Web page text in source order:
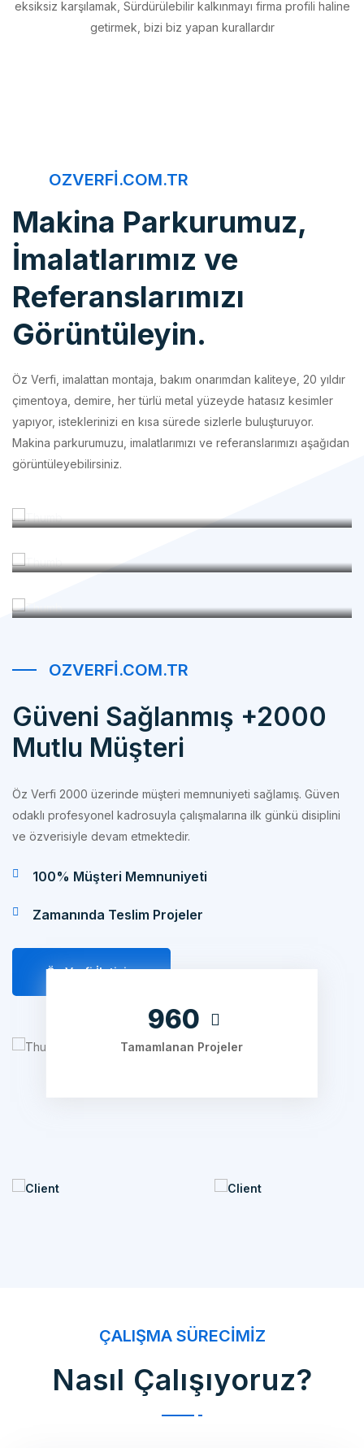
Makina Parkurumuz,
İmalatlarımız ve
Referanslarımızı
Görüntüleyin.
Öz Verfi, imalattan montaja, bakım onarımdan kaliteye, 20 yıldır
yapıyor, isteklerinizi en kısa sürede sizlerle buluşturuyor.
Makina parkurumuzu, imalatlarımızı ve referanslarımızı aşağıdan
görüntüleyebilirsiniz.
İmalatlarımız
Güveni Sağlanmış +2000
Mutlu Müşteri
Öz Verfi 2000 üzerinde müşteri memnuniyeti sağlamış. Güven
ve özverisiyle devam etmektedir.
100% Müşteri Memnuniyeti
Zamanında Teslim Projeler
Tamamlanan Projeler
Nasıl Çalışıyoruz?